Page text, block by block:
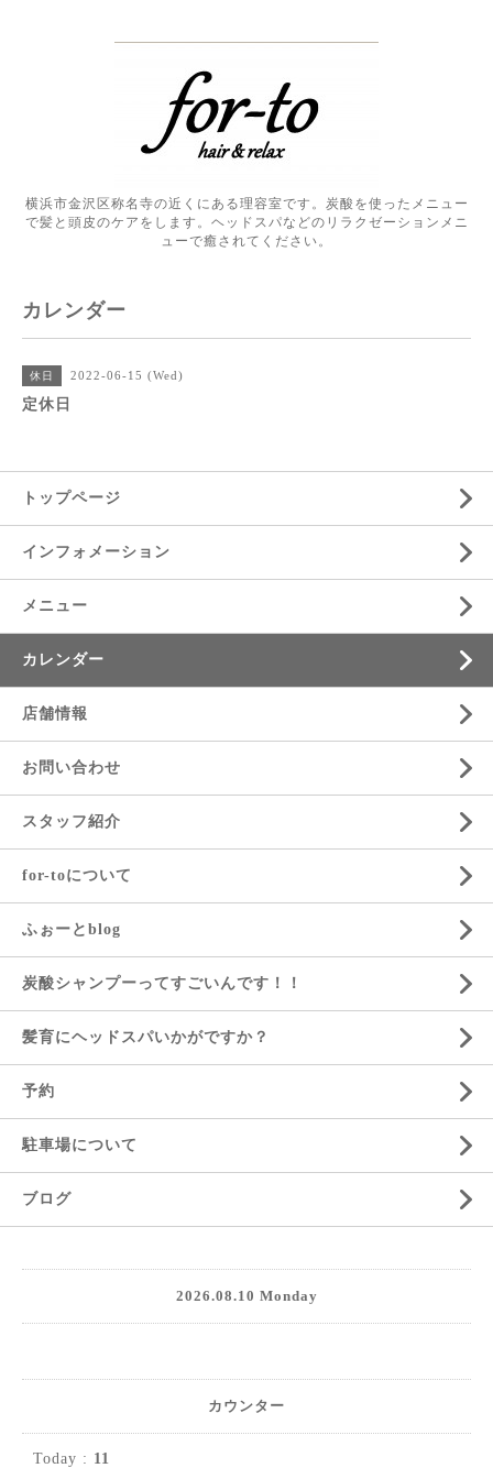
横浜市金沢区称名寺の近くにある理容室です。炭酸を使ったメニュー
で髪と頭皮のケアをします。ヘッドスパなどのリラクゼーションメニ
ューで癒されてください。
カレンダー
休日 2022-06-15 (Wed)
定休日
トップページ
インフォメーション
メニュー
カレンダー
店舗情報
お問い合わせ
スタッフ紹介
for-toについて
ふぉーとblog
炭酸シャンプーってすごいんです！！
髪育にヘッドスパいかがですか？
予約
駐車場について
ブログ
2026.08.10 Monday
カウンター
Today : 11